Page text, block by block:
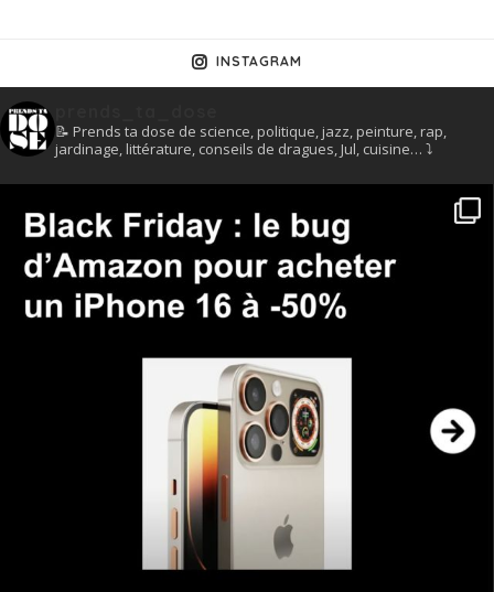
INSTAGRAM
📝 Prends ta dose de science, politique, jazz, peinture, rap,
jardinage, littérature, conseils de dragues, Jul, cuisine… ⤵️